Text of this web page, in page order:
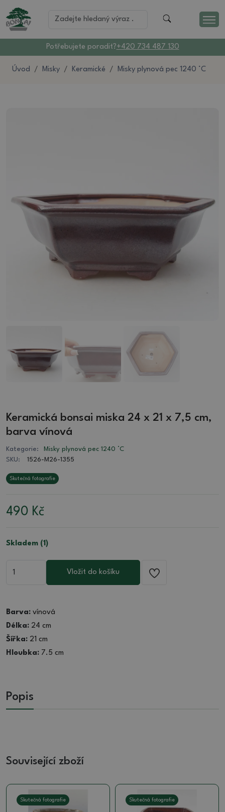
Potřebujete poradit?+420 734 487 130
Úvod Misky Keramické Misky plynová pec 1240 °C
Keramická bonsai miska 24 x 21 x 7,5 cm,
barva vínová
Kategorie:
Misky plynová pec 1240 °C
SKU:
1526-M26-1355
Skutečná fotografie
490 Kč
Skladem (1)
Vložit do košíku
Barva: vínová
Délka: 24 cm
Šířka: 21 cm
Hloubka: 7.5 cm
Popis
Související zboží
Skutečná fotografie Skutečná fotografie